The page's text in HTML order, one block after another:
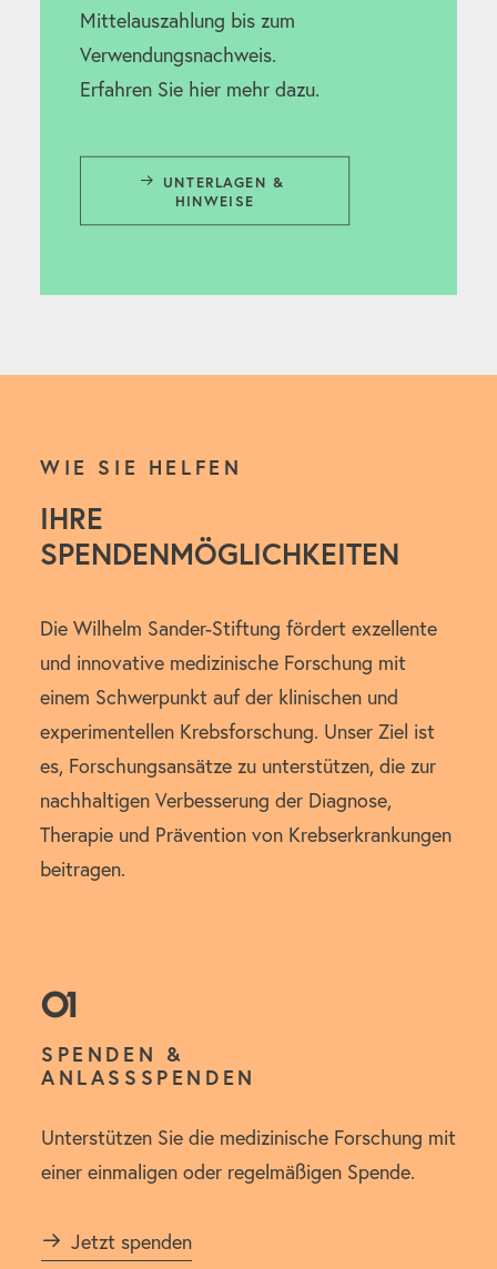
Mittelauszahlung bis zum
Verwendungsnachweis.
Erfahren Sie hier mehr dazu.
UNTERLAGEN &
HINWEISE
WIE SIE HELFEN
IHRE
SPENDENMÖGLICHKEITEN
Die Wilhelm Sander-Stiftung fördert exzellente
und innovative medizinische Forschung mit
einem Schwerpunkt auf der klinischen und
experimentellen Krebsforschung. Unser Ziel ist
es, Forschungsansätze zu unterstützen, die zur
nachhaltigen Verbesserung der Diagnose,
Therapie und Prävention von Krebserkrankungen
beitragen.
01
SPENDEN &
ANLASSSPENDEN
Unterstützen Sie die medizinische Forschung mit
einer einmaligen oder regelmäßigen Spende.
Jetzt spenden